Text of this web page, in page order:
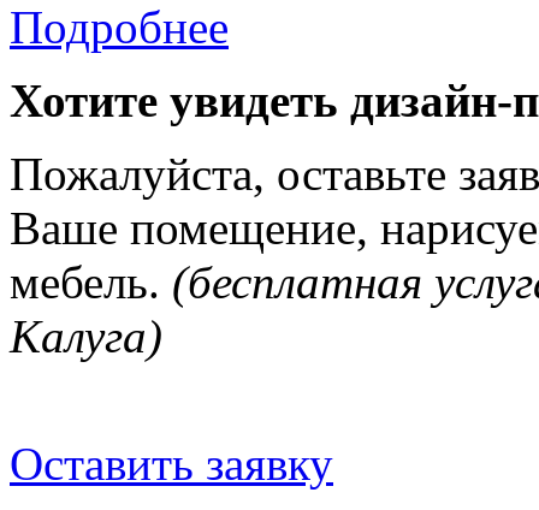
Подробнее
Хотите увидеть дизайн-
Пожалуйста, оставьте
Ваше помещение,
мебель. (бесплатная
Калуга)
Оставить заявку